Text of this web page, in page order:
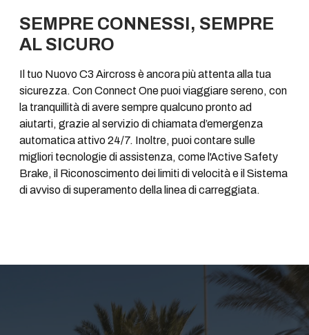
SEMPRE CONNESSI, SEMPRE
AL SICURO
Il tuo Nuovo C3 Aircross è ancora più attenta alla tua
sicurezza. Con Connect One puoi viaggiare sereno, con
la tranquillità di avere sempre qualcuno pronto ad
aiutarti, grazie al servizio di chiamata d’emergenza
automatica attivo 24/7. Inoltre, puoi contare sulle
migliori tecnologie di assistenza, come l'Active Safety
Brake, il Riconoscimento dei limiti di velocità e il Sistema
di avviso di superamento della linea di carreggiata.